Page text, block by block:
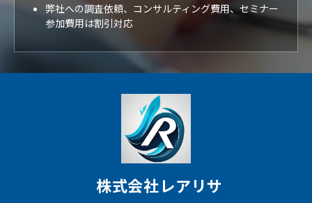
弊社への調査依頼、コンサルティング費用、セミナー
参加費用は割引対応
株式会社レアリサ